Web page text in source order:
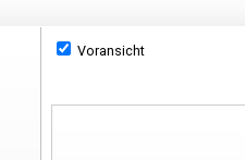
Voransicht